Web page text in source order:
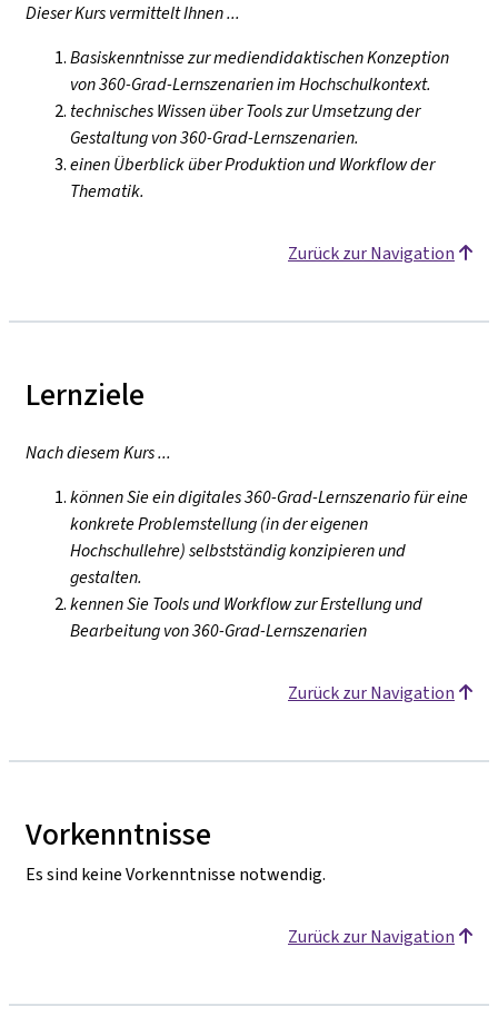
Dieser Kurs vermittelt Ihnen ...
Basiskenntnisse zur mediendidaktischen Konzeption
von 360-Grad-Lernszenarien im Hochschulkontext.
technisches Wissen über Tools zur Umsetzung der
Gestaltung von 360-Grad-Lernszenarien.
einen Überblick über Produktion und Workflow der
Thematik.
Zurück zur Navigation
Lernziele
Nach diesem Kurs ...
können Sie ein digitales 360-Grad-Lernszenario für eine
konkrete Problemstellung (in der eigenen
Hochschullehre) selbstständig konzipieren und
gestalten.
kennen Sie Tools und Workflow zur Erstellung und
Bearbeitung von 360-Grad-Lernszenarien
Zurück zur Navigation
Vorkenntnisse
Es sind keine Vorkenntnisse notwendig.
Zurück zur Navigation